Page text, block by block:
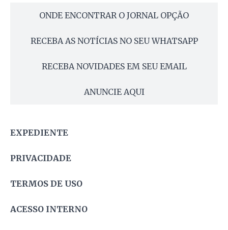
ONDE ENCONTRAR O JORNAL OPÇÃO
RECEBA AS NOTÍCIAS NO SEU WHATSAPP
RECEBA NOVIDADES EM SEU EMAIL
ANUNCIE AQUI
EXPEDIENTE
PRIVACIDADE
TERMOS DE USO
ACESSO INTERNO